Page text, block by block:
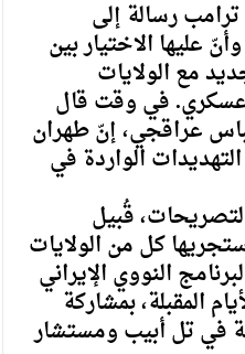
رسالة إلى
عليها الاختيار بين
مع الولايات
عسكري. في وقت قال
عراقجي، إنّ طهران
الواردة في
قُبيل
كل من الولايات
النووي الإيراني
المقبلة، بمشاركة
في تل أبيب ومستشار